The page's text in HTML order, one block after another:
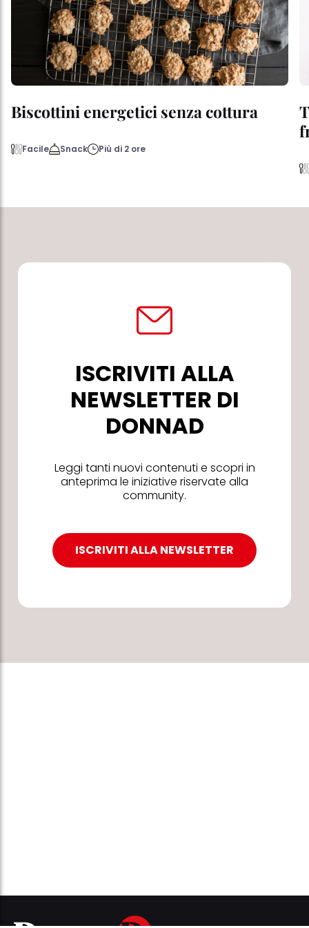
Biscottini energetici senza cottura
Facile Snack Più di 2 ore
ISCRIVITI ALLA
NEWSLETTER DI
DONNAD
Leggi tanti nuovi contenuti e scopri in
anteprima le iniziative riservate alla
community.
ISCRIVITI ALLA NEWSLETTER